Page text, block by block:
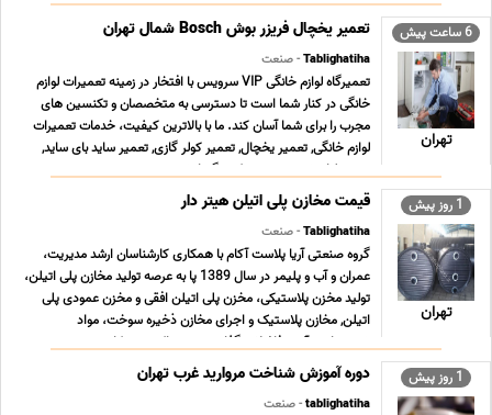
6 ساعت پیش
تهران
تعمیر یخچال فریزر بوش Bosch شمال تهران
Tablighatiha- صنعت
تعمیرگاه لوازم خانگی VIP سرویس با افتخار در زمینه تعمیرات لوازم
خانگی در کنار شما است تا دسترسی به متخصصان و تکنسین های
مجرب را برای شما آسان کند. ما با بالاترین کیفیت، خدمات تعمیرات
لوازم خانگی, تعمیر یخچال, تعمیر کولر گازی, تعمیر ساید بای ساید,
تعمیر لباسشویی, تعمیر پکیج گرمایش ... ...
1 روز پیش
تهران
قیمت مخازن پلی اتیلن هیتر دار
Tablighatiha- صنعت
گروه صنعتی آریا پلاست آکام با همکاری کارشناسان ارشد مدیریت،
عمران و آب و پلیمر در سال 1389 پا به عرصه تولید مخازن پلی اتیلن،
تولید مخزن پلاستیکی، مخزن پلی اتیلن افقی و مخزن عمودی پلی
اتیلن, مخازن پلاستیک و اجرای مخازن ذخیره سوخت، مواد
شمیمیایی، آب و فاضلاب گذاشت و هم اکنون در کار ... ...
1 روز پیش دوره آموزش شناخت مروارید غرب تهران
tablighatiha- صنعت